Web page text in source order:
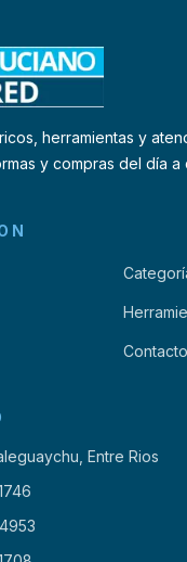
herramientas y
y compras del día a
Contacto
Entre Rios